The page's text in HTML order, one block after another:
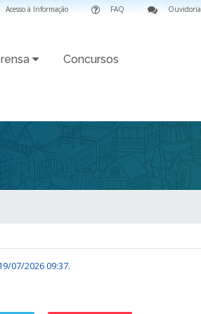
Ouvidoria
FAQ
Acesso à Informação
Concursos
07/2026 09:37.